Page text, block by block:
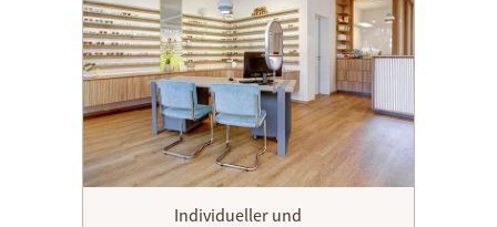
Individueller und